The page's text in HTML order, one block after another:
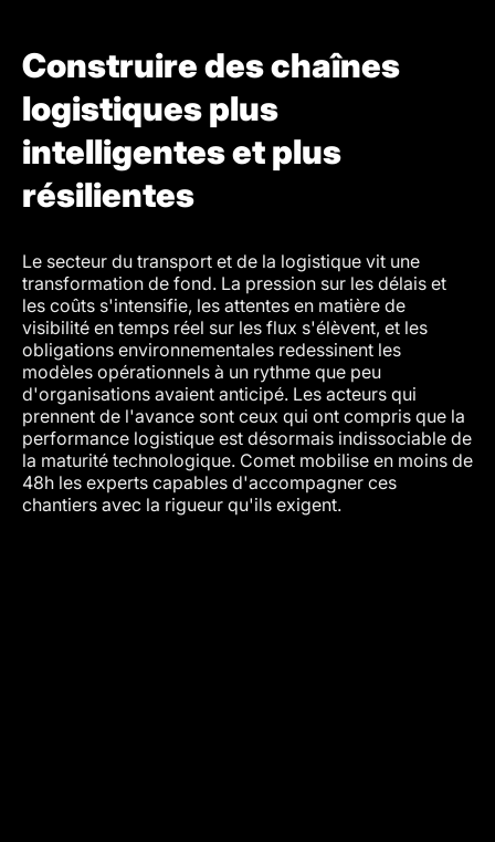
Construire des chaînes
logistiques plus
intelligentes et plus
résilientes
Le secteur du transport et de la logistique vit une
transformation de fond. La pression sur les délais et
les coûts s'intensifie, les attentes en matière de
visibilité en temps réel sur les flux s'élèvent, et les
obligations environnementales redessinent les
modèles opérationnels à un rythme que peu
d'organisations avaient anticipé. Les acteurs qui
prennent de l'avance sont ceux qui ont compris que la
performance logistique est désormais indissociable de
la maturité technologique. Comet mobilise en moins de
48h les experts capables d'accompagner ces
chantiers avec la rigueur qu'ils exigent.